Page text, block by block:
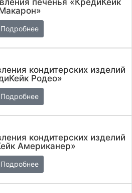
печенья «КредиКейк
Подробнее
кондитерских изделий
Родео»
Подробнее
кондитерских изделий
Американер»
Подробнее